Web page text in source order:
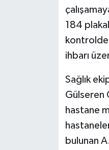
184
ihbarı
Sağlık
Gülseren
hastane
bulunan